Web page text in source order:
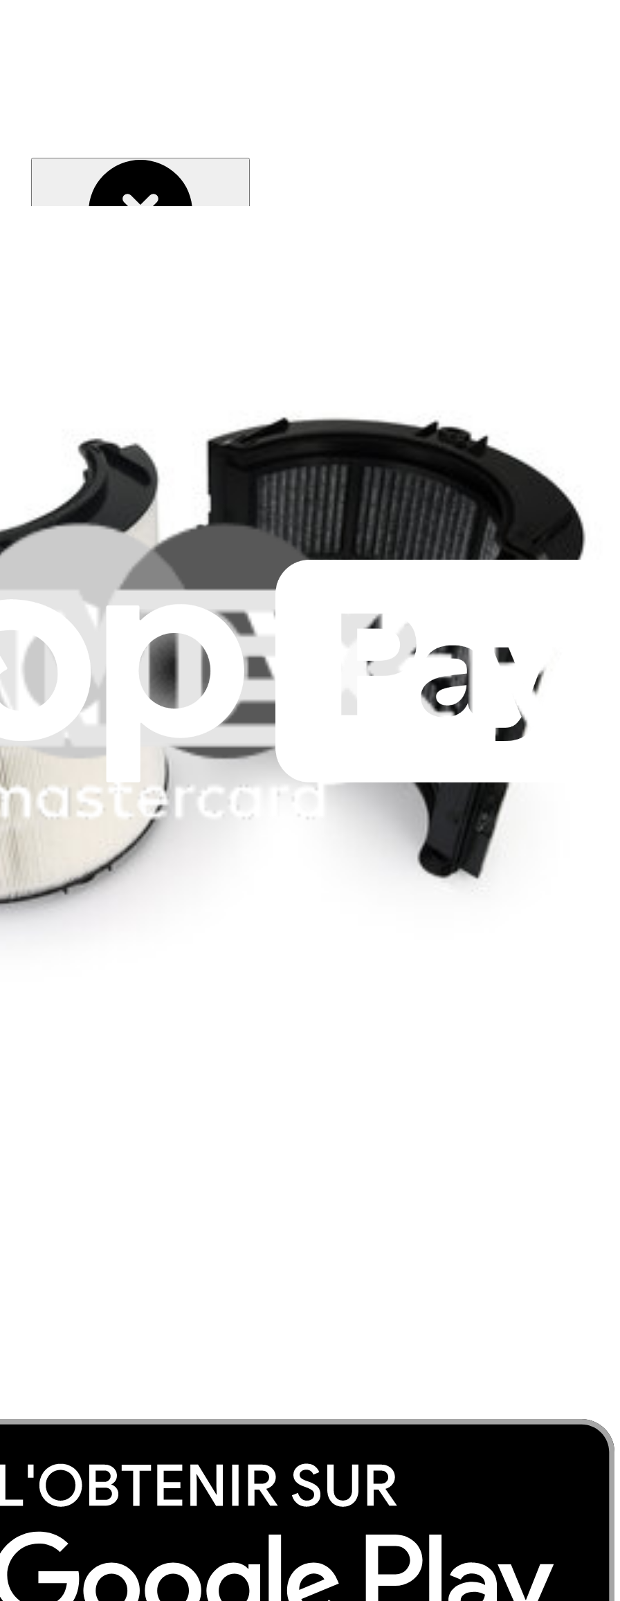
Supprimer tous les filtres
DP04, TP07, HP07 - DYDP04APFWK
DP04, TP07, HP07 - DYTP07APF
DP04, TP07, HP07 - DYDP04APFWK
certains modèles de purificateurs d'air Dyson.